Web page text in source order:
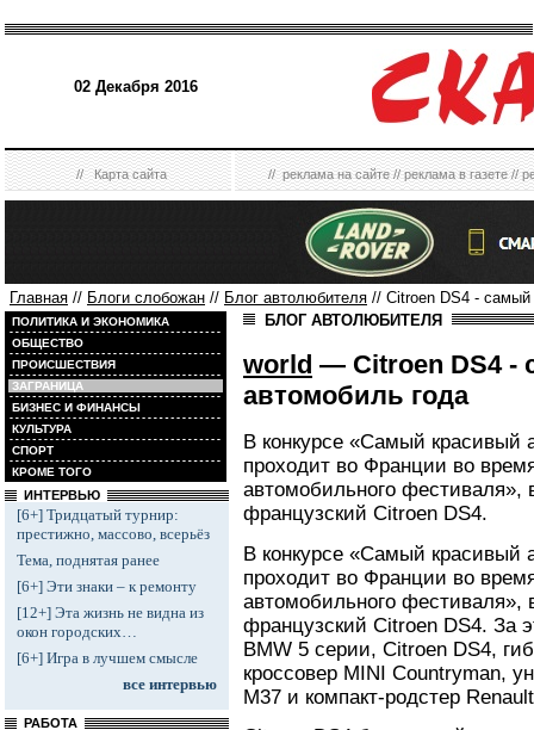
02 Декабря 2016
//Карта сайта //реклама на сайте//реклама в газете//
Главная // Блоги слобожан // Блог автолюбителя // Citroen DS4 - самый
ПОЛИТИКА И ЭКОНОМИКА
ОБЩЕСТВО
ПРОИСШЕСТВИЯ
ЗАГРАНИЦА
БИЗНЕС И ФИНАНСЫ
КУЛЬТУРА
СПОРТ
КРОМЕ ТОГО
ИНТЕРВЬЮ
[6+] Тридцатый турнир:
престижно, массово, всерьёз
Тема, поднятая ранее
[6+] Эти знаки – к ремонту
[12+] Эта жизнь не видна из
окон городских…
[6+] Игра в лучшем смысле
все интервью
РАБОТА
БЛОГ АВТОЛЮБИТЕЛЯ
world — Citroen DS4 -
автомобиль года
В конкурсе «Самый красивый
проходит во Франции во
автомобильного фестиваля»,
французский Citroen DS4.
В конкурсе «Самый красивый
проходит во Франции во
автомобильного фестиваля»,
французский Citroen DS4. За
BMW 5 серии, Citroеn DS4,
кроссовер MINI Countryman,
M37 и компакт-родстер